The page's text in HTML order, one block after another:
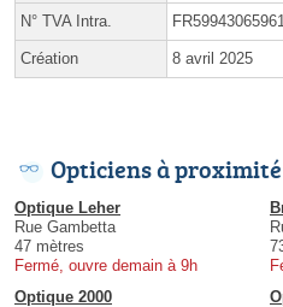
N° TVA Intra.
Création 8 avril 2025
Opticiens à proximité
Optique Leher
Rue Gambetta
47 mètres
Fermé, ouvre demain à 9h
Optique 2000